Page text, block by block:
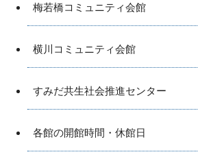
梅若橋コミュニティ会館
横川コミュニティ会館
すみだ共生社会推進センター
各館の開館時間・休館日